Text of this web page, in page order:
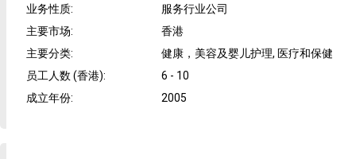
业务性质:
服务行业公司
主要市场:
香港
主要分类:
健康，美容及婴儿护理, 医疗和保健
员工人数 (香港):
6 - 10
成立年份: 2005